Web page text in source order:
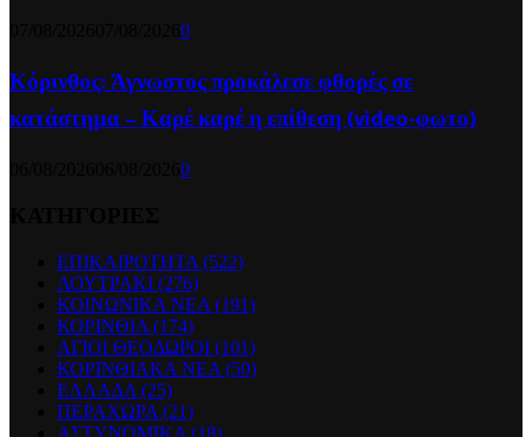
0
Κόρινθος: Άγνωστος προκάλεσε φθορές σε
κατάστημα – Καρέ καρέ η επίθεση (video-φωτο)
0
ΕΠΙΚΑΙΡΟΤΗΤΑ (522)
ΛΟΥΤΡΑΚΙ (276)
ΚΟΙΝΩΝΙΚΑ ΝΕΑ (191)
ΚΟΡΙΝΘΙΑ (174)
ΑΓΙΟΙ ΘΕΟΔΩΡΟΙ (101)
ΚΟΡΙΝΘΙΑΚΑ ΝΕΑ (50)
ΕΛΛΑΔΑ (25)
ΠΕΡΑΧΩΡΑ (21)
ΑΣΤΥΝΟΜΙΚΑ (18)